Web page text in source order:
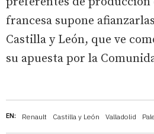
EN: Renault Castilla y León Valladolid
francesa supone
Castilla y León, que ve
su apuesta por la